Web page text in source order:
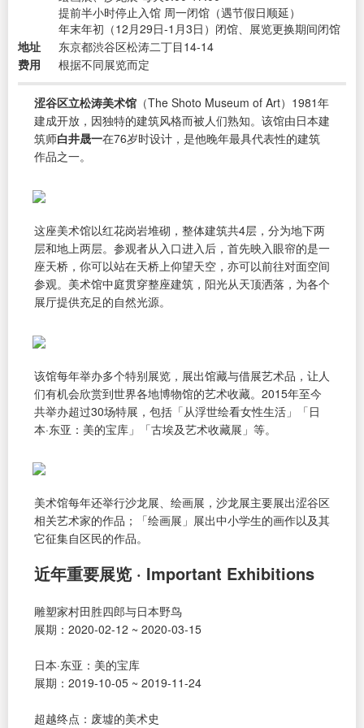
提前半小时停止入馆 周一闭馆（遇节假日顺延）
年末年初（12月29日-1月3日）闭馆、展览更换期间闭馆
地址
东京都渋谷区松涛二丁目14-14
费用
根据不同展览而定
涩谷区立松涛美术馆 （The Shoto Museum of Art）1981年
建成开放，因独特的建筑风格而被人们熟知。该馆由日本建
筑师白井晟一在76岁时设计，是他晚年最具代表性的建筑
作品之一。
这座美术馆以红花岗岩堆砌，整体建筑共4层，分为地下两
层和地上两层。参观者从入口进入后，首先映入眼帘的是一
座天桥，你可以站在天桥上仰望天空，亦可以前往对面空间
参观。美术馆中庭贯穿整座建筑，阳光从天顶洒落，为各个
展厅提供充足的自然光源。
该馆每年举办多个特别展览，展出馆藏与借展艺术品，让人
们有机会欣赏到世界各地博物馆的艺术收藏。2015年至今
共举办超过30场特展，包括「从浮世绘看女性生活」「日
本·东亚：美的宝库」「古埃及艺术收藏展」等。
美术馆每年还举行沙龙展、绘画展，沙龙展主要展出涩谷区
相关艺术家的作品；「绘画展」展出中小学生的画作以及其
它征集自区民的作品。
近年重要展览 · Important Exhibitions
雕塑家村田胜四郎与日本野鸟
展期：2020-02-12 ~ 2020-03-15
日本·东亚：美的宝库
展期：2019-10-05 ~ 2019-11-24
超越终点：废墟的美术史